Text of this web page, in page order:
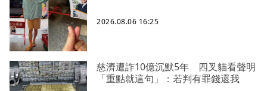
2026.08.06 16:25
慈濟遭詐10億沉默5年 四叉貓看聲明
「重點就這句」：若判有罪錢還我